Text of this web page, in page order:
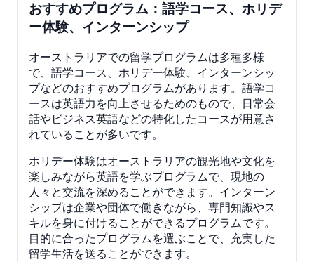
おすすめプログラム：語学コース、ホリデ
ー体験、インターンシップ
オーストラリアでの留学プログラムは多種多様
で、語学コース、ホリデー体験、インターンシッ
プなどのおすすめプログラムがあります。語学コ
ースは英語力を向上させるためのもので、日常会
話やビジネス英語などの特化したコースが用意さ
れていることが多いです。
ホリデー体験はオーストラリアの観光地や文化を
楽しみながら英語を学ぶプログラムで、現地の
人々と交流を深めることができます。インターン
シップは企業や団体で働きながら、専門知識やス
キルを身に付けることができるプログラムです。
目的に合ったプログラムを選ぶことで、充実した
留学生活を送ることができます。